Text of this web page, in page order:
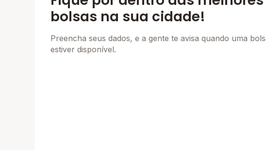
bolsas na sua cidade!
Preencha seus dados, e a gente te avisa quando uma
estiver disponível.